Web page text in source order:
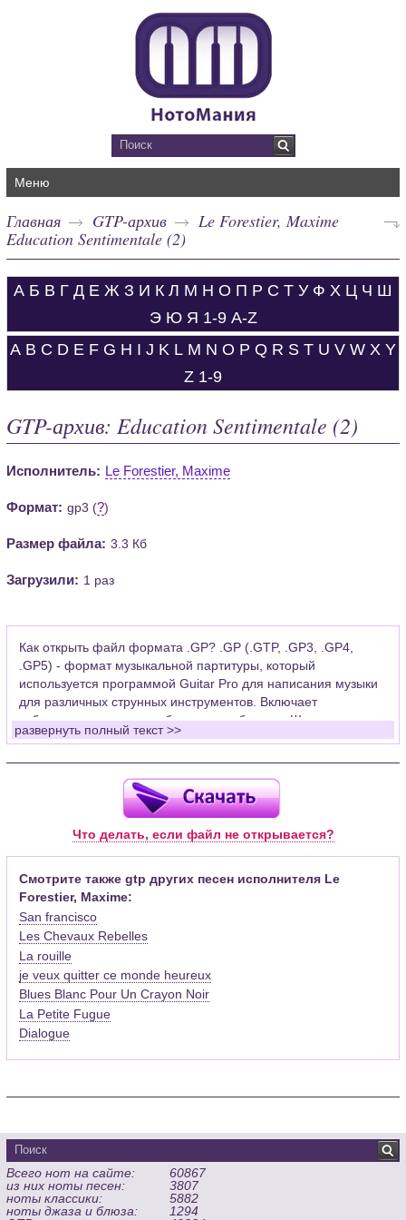
Меню
Главная GTP-архив
Le Forestier, Maxime
Education Sentimentale (2)
А Б В Г Д Е Ж З И К Л М Н О П Р С Т У Ф Х Ц Ч Ш
Э Ю Я 1-9 A-Z
A B C D E F G H I J K L M N O P Q R S T U V W X Y
Z 1-9
GTP-архив: Education Sentimentale (2)
Исполнитель: Le Forestier, Maxime
Формат: gp3 (?)
Размер файла: 3.3 Кб
Загрузили: 1 раз
Как открыть файл формата .GP? .GP (.GTP, .GP3, .GP4,
.GP5) - формат музыкальной партитуры, который
используется программой Guitar Pro для написания музыки
для различных струнных инструментов. Включает
табулатуры для гитары, бас-гитары, банджо. Широко
применяется для создания партитур, которые затем
Для открытия нот этого формата Вам необходимо
установить у себя на рабочем компьютере программу Guitar
Pro (желательно, последней версии). Скачать её можно с
официального сайта программы (Скачать) или найти
Функционал программы:
Запись музыкальных произведений для гитары, бас-гитары,
банджо и множества других инструментов и ансамблей в
виде табулатур или нотной графики (при создании
табулатуры отображается соответствующая ей строчка с
нотами и наоборот);
Создание произведений для духовых, струнных, клавишных
и других музыкальных инструментов;
Интеграция текста песен в ноты и привязка его к нотам
Встроенный определитель и визуализатор аккордов для
Экспортирование музыкальных партитур в MIDI, ASCII,
MusicXML, WAV, PNG, PDF, GP5 (в Guitar Pro 6), подготовка к
печати;
Импортирование из MIDI, ASCII,MusicXML, Power Tab (.ptb),
TablEdit (.tef)
развернуть полный текст >>
Что делать, если файл не открывается?
Смотрите также gtp других песен исполнителя Le
Forestier, Maxime:
San francisco
Les Chevaux Rebelles
La rouille
je veux quitter ce monde heureux
Blues Blanc Pour Un Crayon Noir
La Petite Fugue
Dialogue
Всего нот на сайте:
60867
из них ноты песен:
3807
ноты классики:
5882
ноты джаза и блюза:
1294